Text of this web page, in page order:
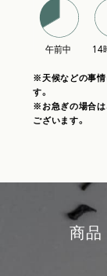
※天候などの事情
す。
※お急ぎの場合は
ございます。
商品